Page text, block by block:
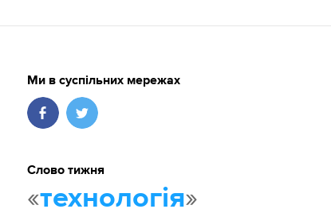
Ми в суспільних мережах
Слово тижня
«технологія»